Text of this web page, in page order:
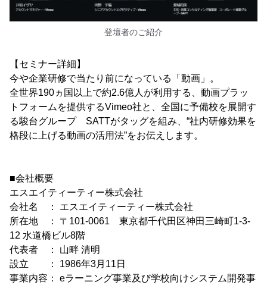
登壇者のご紹介
【セミナー詳細】
今や企業研修で当たり前になっている「動画」。
全世界190ヵ国以上で約2.6億人が利用する、動画プラッ
トフォームを提供するVimeo社と、全国に予備校を展開す
る駿台グループ SATTがタッグを組み、“社内研修効果を
格段に上げる動画の活用法”をお伝えします。
■会社概要
エスエイティーティー株式会社
会社名 ： エスエイティーティー株式会社
所在地 ： 〒101-0061 東京都千代田区神田三崎町1-3-
12 水道橋ビル8階
代表者 ： 山畔 清明
設立 ： 1986年3月11日
事業内容： eラーニング事業及び学校向けシステム開発事